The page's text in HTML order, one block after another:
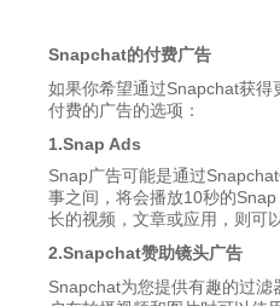
Snapchat的付费广告
如果你希望通过Snapchat获得
付费的广告的选项：
1.Snap Ads
Snap广告可能是通过
事之间，将会播放10秒的
长的视频，文章或应用，则可
2.Snapchat赞助镜头广告
Snapchat为您提供有趣的过滤